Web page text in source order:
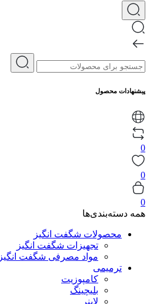
پیشنهادات محصول
0
0
0
همه دسته‌بندی‌ها
محصولات شگفت انگیز
تجهیزات شگفت انگیز
مواد مصرفی شگفت انگیز
ترمیمی
کامپوزیت
بلیچینگ
لاینر